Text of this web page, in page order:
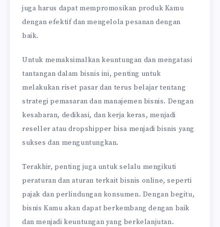
juga harus dapat mempromosikan produk Kamu
dengan efektif dan mengelola pesanan dengan
baik.
Untuk memaksimalkan keuntungan dan mengatasi
tantangan dalam bisnis ini, penting untuk
melakukan riset pasar dan terus belajar tentang
strategi pemasaran dan manajemen bisnis. Dengan
kesabaran, dedikasi, dan kerja keras, menjadi
reseller atau dropshipper bisa menjadi bisnis yang
sukses dan menguntungkan.
Terakhir, penting juga untuk selalu mengikuti
peraturan dan aturan terkait bisnis online, seperti
pajak dan perlindungan konsumen. Dengan begitu,
bisnis Kamu akan dapat berkembang dengan baik
dan menjadi keuntungan yang berkelanjutan.